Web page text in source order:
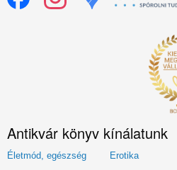
Antikvár könyv kínálatunk
Életmód, egészség Erotika